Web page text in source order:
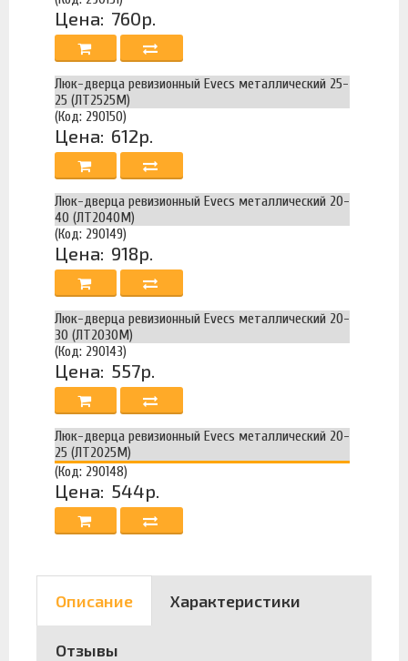
Цена: 760р.
Люк-дверца ревизионный Evecs металлический 25-
25 (ЛТ2525М)
(Код: 290150)
Цена: 612р.
Люк-дверца ревизионный Evecs металлический 20-
40 (ЛТ2040М)
(Код: 290149)
Цена: 918р.
Люк-дверца ревизионный Evecs металлический 20-
30 (ЛТ2030М)
(Код: 290143)
Цена: 557р.
Люк-дверца ревизионный Evecs металлический 20-
25 (ЛТ2025М)
(Код: 290148)
Цена: 544р.
Описание Характеристики
Отзывы